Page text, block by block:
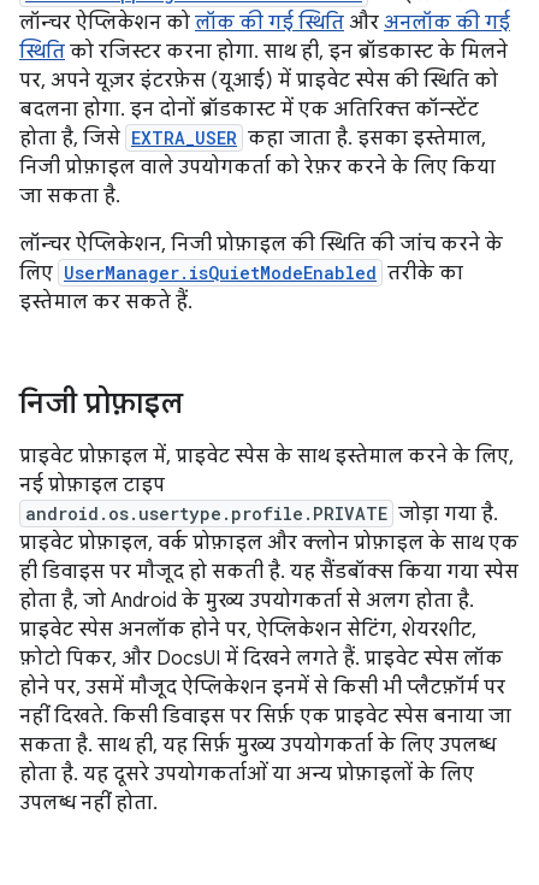
लॉन्चर ऐप्लिकेशन को लॉक की गई स्थिति और अनलॉक की गई
स्थिति को रजिस्टर करना होगा. साथ ही, इन ब्रॉडकास्ट के मिलने
पर, अपने यूज़र इंटरफ़ेस (यूआई) में प्राइवेट स्पेस की स्थिति को
बदलना होगा. इन दोनों ब्रॉडकास्ट में एक अतिरिक्त कॉन्स्टेंट
होता है, जिसे EXTRA_USER कहा जाता है. इसका इस्तेमाल,
निजी प्रोफ़ाइल वाले उपयोगकर्ता को रेफ़र करने के लिए किया
जा सकता है.
लॉन्चर ऐप्लिकेशन, निजी प्रोफ़ाइल की स्थिति की जांच करने के
लिए UserManager.isQuietModeEnabled तरीके का
इस्तेमाल कर सकते हैं.
निजी प्रोफ़ाइल
प्राइवेट प्रोफ़ाइल में, प्राइवेट स्पेस के साथ इस्तेमाल करने के लिए,
नई प्रोफ़ाइल टाइप
android.os.usertype.profile.PRIVATE जोड़ा गया है.
प्राइवेट प्रोफ़ाइल, वर्क प्रोफ़ाइल और क्लोन प्रोफ़ाइल के साथ एक
ही डिवाइस पर मौजूद हो सकती है. यह सैंडबॉक्स किया गया स्पेस
होता है, जो Android के मुख्य उपयोगकर्ता से अलग होता है.
प्राइवेट स्पेस अनलॉक होने पर, ऐप्लिकेशन सेटिंग, शेयरशीट,
फ़ोटो पिकर, और DocsUI में दिखने लगते हैं. प्राइवेट स्पेस लॉक
होने पर, उसमें मौजूद ऐप्लिकेशन इनमें से किसी भी प्लैटफ़ॉर्म पर
नहीं दिखते. किसी डिवाइस पर सिर्फ़ एक प्राइवेट स्पेस बनाया जा
सकता है. साथ ही, यह सिर्फ़ मुख्य उपयोगकर्ता के लिए उपलब्ध
होता है. यह दूसरे उपयोगकर्ताओं या अन्य प्रोफ़ाइलों के लिए
उपलब्ध नहीं होता.